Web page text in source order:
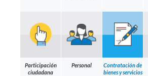
Participación
ciudadana
Personal
Contratación de
bienes y servicios